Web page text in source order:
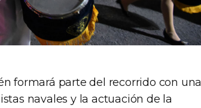
formará parte del recorrido con una
navales y la actuación de la